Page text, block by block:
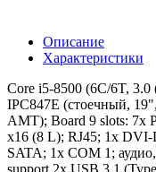
Описание
Характеристики
Core i5-8500 (6C/6T,
IPC847E (стоечный,
AMT); Board 9 slots: 7x
x16 (8 L); RJ45; 1x
SATA; 1x COM 1;
support 2x USB 3.1